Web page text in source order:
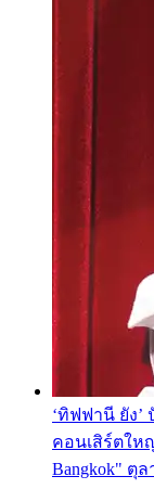
‘ทิฟฟานี ยัง
คอนเสิร์ตใหญ่
Bangkok" ตุล